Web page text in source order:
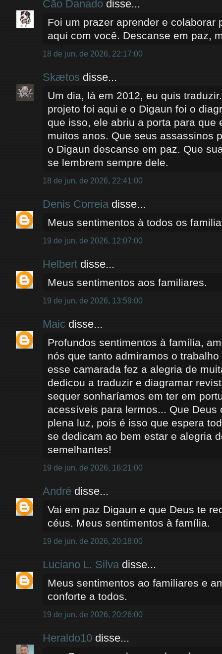
Cão Danado disse...
Foi um prazer aprender e colaborar
aqui com você. Descanse em paz,
18 de jun. de 2026, 22:17:00
Skætos disse...
Um dia, lá em 2012, eu quis
projeto foi aqui e o Digaun foi o
que isso, ele abriu a porta para que
muitos anos. Que seus assassinos
o Digaun descanse em paz. Que
se lembrem sempre dele.
18 de jun. de 2026, 22:41:00
Denis Correia disse...
Meus sentimentos à todos os
19 de jun. de 2026, 12:07:00
Helbert disse...
Meus sentimentos aos familiares.
19 de jun. de 2026, 13:59:00
Maic disse...
Profundos sentimentos à família,
nós que tanto admiramos o
esse camarada fez a alegria de
dedicou a traduzir e diagramar
sequer sonharíamos em ter em
acessíveis para lermos... Que Deus
plena luz, pois é isso que espera
se dedicam ao bem estar e alegria
semelhantes!
19 de jun. de 2026, 16:21:00
André disse...
Vai em paz Digaun e que Deus te
céus. Meus sentimentos à família.
19 de jun. de 2026, 20:18:00
Luciano L. Silva disse...
Meus sentimentos ao familiares e
conforte a todos.
19 de jun. de 2026, 20:26:00
Heraldo10 disse...